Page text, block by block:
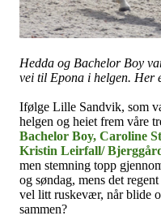
Hedda og Bachelor Boy
vei til Epona i helgen. Her
Ifølge Lille Sandvik, som
helgen og heiet frem våre
Bachelor Boy, Caroline
Kristin Leirfall/
men stemning topp
og søndag, mens det
vel litt ruskevær, når blide
sammen?